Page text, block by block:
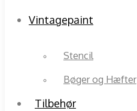
Vintagepaint
Stencil
Bøger og Hæfter
Tilbehør